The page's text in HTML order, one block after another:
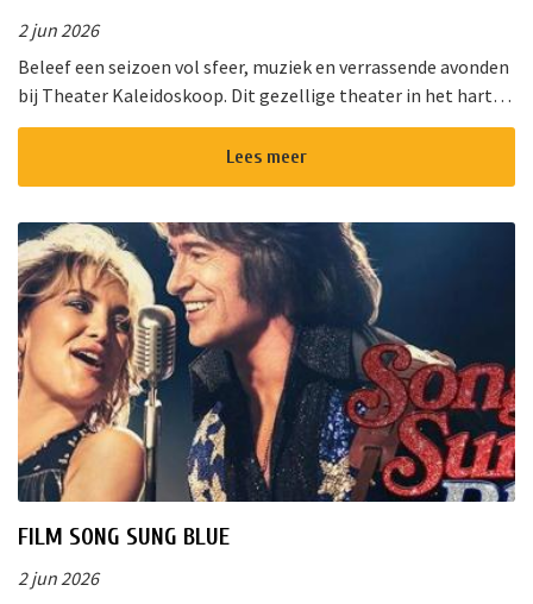
2 jun 2026
Beleef een seizoen vol sfeer, muziek en verrassende avonden
bij Theater Kaleidoskoop. Dit gezellige theater in het hart
van Nieuwkoop biedt een gevarieerd programma voor jong
Lees meer
FILM SONG SUNG BLUE
2 jun 2026